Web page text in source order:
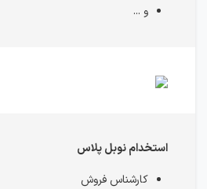
و ...
استخدام نوبل پلاس
كارشناس فروش